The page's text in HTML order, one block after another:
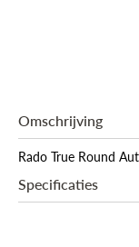
Omschrijving
Rado True Round
Specificaties